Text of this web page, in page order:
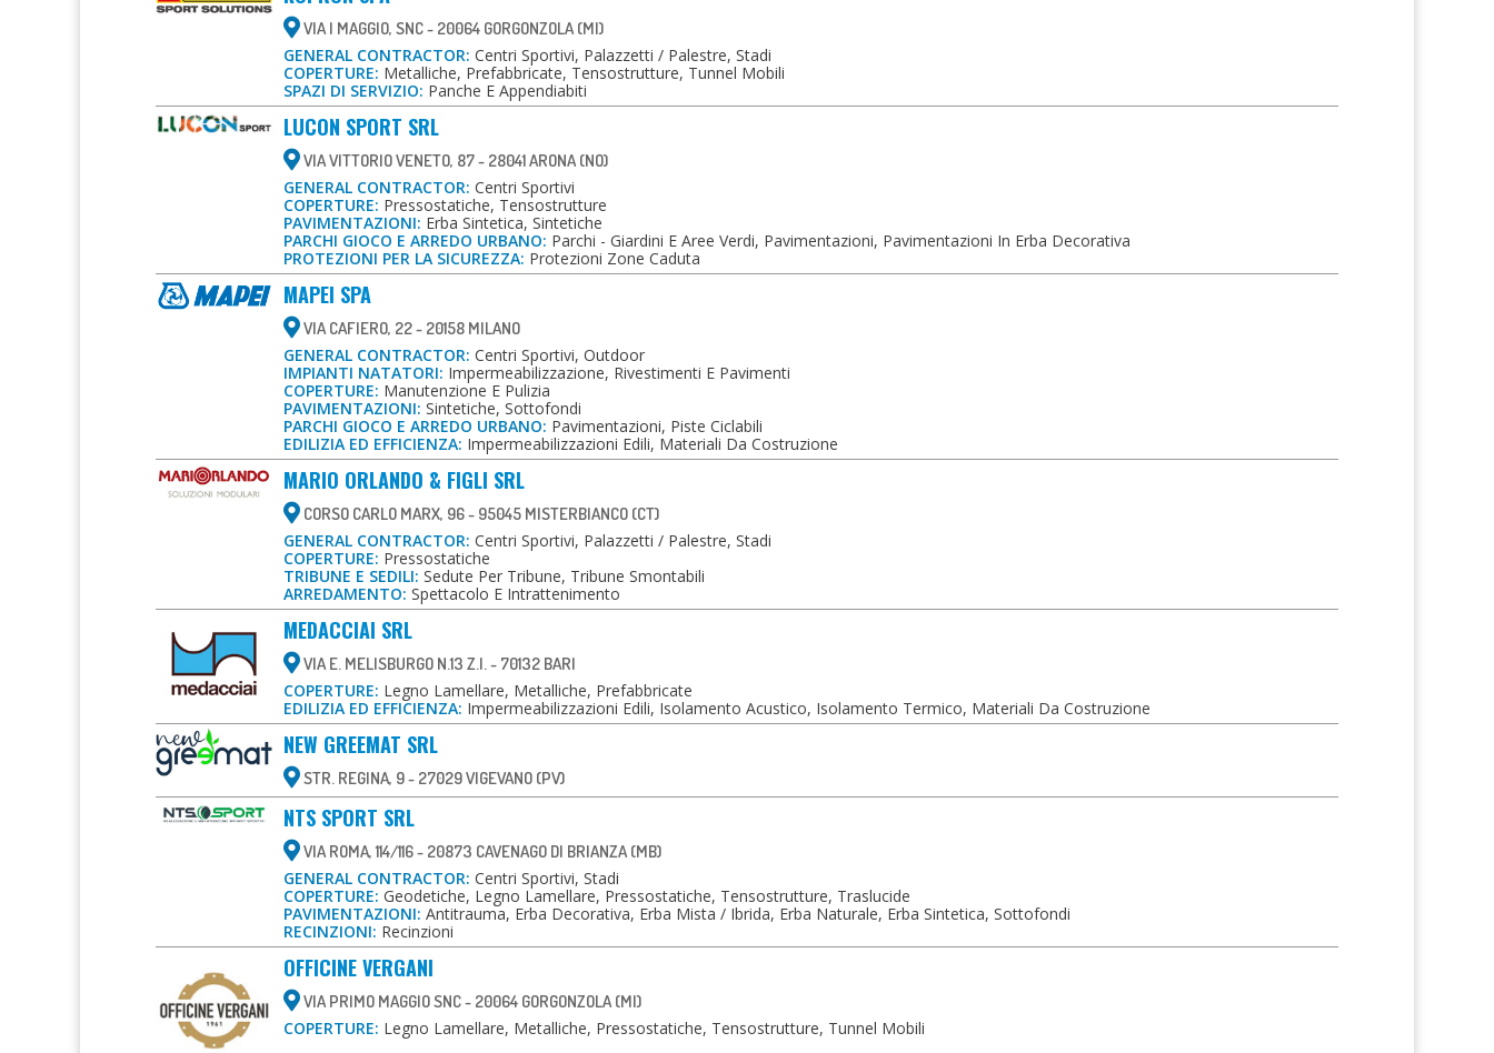
VIA I MAGGIO, SNC - 20064 GORGONZOLA (MI)
GENERAL CONTRACTOR: Centri Sportivi, Palazzetti / Palestre, Stadi
COPERTURE: Metalliche, Prefabbricate, Tensostrutture, Tunnel Mobili
SPAZI DI SERVIZIO: Panche E Appendiabiti
LUCON SPORT SRL
VIA VITTORIO VENETO, 87 - 28041 ARONA (NO)
GENERAL CONTRACTOR: Centri Sportivi
COPERTURE: Pressostatiche, Tensostrutture
PAVIMENTAZIONI: Erba Sintetica, Sintetiche
PARCHI GIOCO E ARREDO URBANO: Parchi - Giardini E Aree Verdi, Pavimentazioni, Pavimentazioni In Erba Decorativa
PROTEZIONI PER LA SICUREZZA: Protezioni Zone Caduta
MAPEI SPA
VIA CAFIERO, 22 - 20158 MILANO
GENERAL CONTRACTOR: Centri Sportivi, Outdoor
IMPIANTI NATATORI: Impermeabilizzazione, Rivestimenti E Pavimenti
COPERTURE: Manutenzione E Pulizia
PAVIMENTAZIONI: Sintetiche, Sottofondi
PARCHI GIOCO E ARREDO URBANO: Pavimentazioni, Piste Ciclabili
EDILIZIA ED EFFICIENZA: Impermeabilizzazioni Edili, Materiali Da Costruzione
MARIO ORLANDO & FIGLI SRL
CORSO CARLO MARX, 96 - 95045 MISTERBIANCO (CT)
GENERAL CONTRACTOR: Centri Sportivi, Palazzetti / Palestre, Stadi
COPERTURE: Pressostatiche
TRIBUNE E SEDILI: Sedute Per Tribune, Tribune Smontabili
ARREDAMENTO: Spettacolo E Intrattenimento
MEDACCIAI SRL
VIA E. MELISBURGO N.13 Z.I. - 70132 BARI
COPERTURE: Legno Lamellare, Metalliche, Prefabbricate
EDILIZIA ED EFFICIENZA: Impermeabilizzazioni Edili, Isolamento Acustico, Isolamento Termico, Materiali Da Costruzione
NEW GREEMAT SRL
STR. REGINA, 9 - 27029 VIGEVANO (PV)
NTS SPORT SRL
VIA ROMA, 114/116 - 20873 CAVENAGO DI BRIANZA (MB)
GENERAL CONTRACTOR: Centri Sportivi, Stadi
COPERTURE: Geodetiche, Legno Lamellare, Pressostatiche, Tensostrutture, Traslucide
PAVIMENTAZIONI: Antitrauma, Erba Decorativa, Erba Mista / Ibrida, Erba Naturale, Erba Sintetica, Sottofondi
RECINZIONI: Recinzioni
OFFICINE VERGANI
VIA PRIMO MAGGIO SNC - 20064 GORGONZOLA (MI)
COPERTURE: Legno Lamellare, Metalliche, Pressostatiche, Tensostrutture, Tunnel Mobili